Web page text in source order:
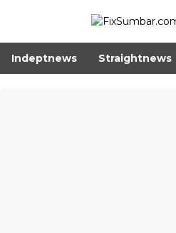
Indeptnews Straightnews